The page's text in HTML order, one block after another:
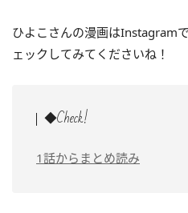
ひよこさんの漫画はInstagram
ェックしてみてくださいね！
◆Check!
1話からまとめ読み